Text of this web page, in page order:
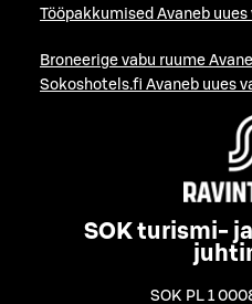
Tööpakkumised Avaneb
Broneerige vabu ruume
Sokoshotels.fi Avaneb uues
SOK turismi-
SOK PL 1